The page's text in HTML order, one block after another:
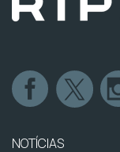
NOTÍCIAS